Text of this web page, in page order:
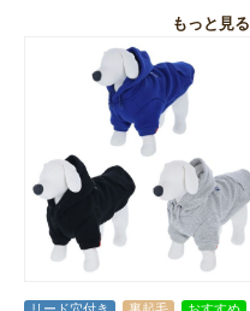
もっと見る